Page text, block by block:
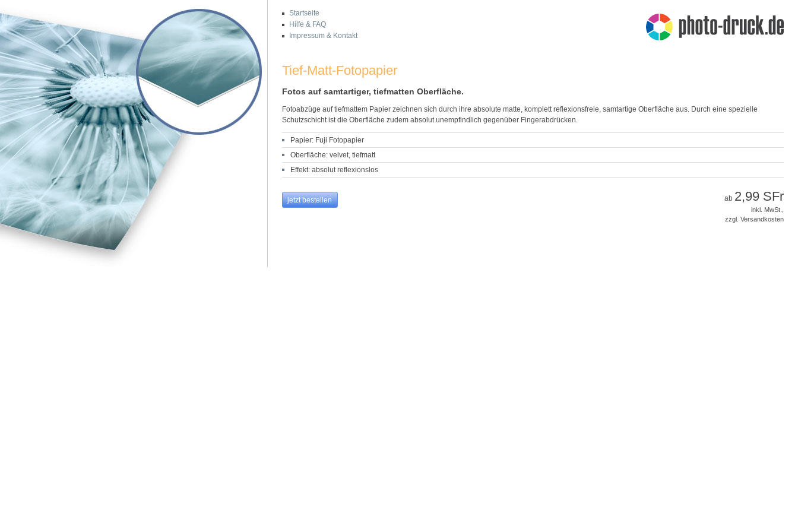
Startseite
Hilfe & FAQ
Impressum & Kontakt
Tief-Matt-Fotopapier
Fotos auf samtartiger, tiefmatten Oberfläche.
Fotoabzüge auf tiefmattem Papier zeichnen sich durch ihre absolute matte, komplett reflexionsfreie, samtartige Oberfläche aus. Durch eine spezielle
Schutzschicht ist die Oberfläche zudem absolut unempfindlich gegenüber Fingerabdrücken.
Papier: Fuji Fotopapier
Oberfläche: velvet, tiefmatt
Effekt: absolut reflexionslos
jetzt bestellen ab 2,99 SFr
inkl. MwSt.,
zzgl. Versandkosten